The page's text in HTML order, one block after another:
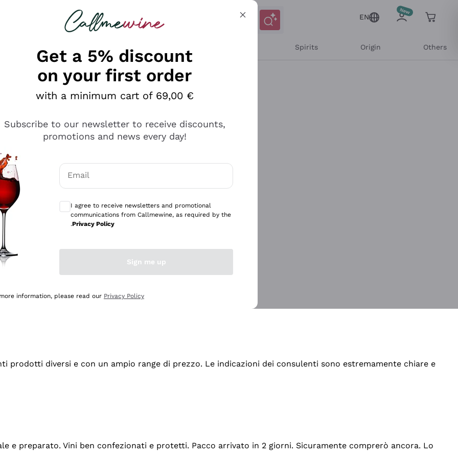
looking for
EN
Spirits Origin Others
professionalità
diversi e con un ampio range di prezzo. Le indicazioni dei consulenti sono estremamente chiare e
e preparato. Vini ben confezionati e protetti. Pacco arrivato in 2 giorni. Sicuramente comprerò ancora. Lo
Get a 5% discount
on your first order
with a minimum cart of 69,00 €
Subscribe to our newsletter to receive discounts,
promotions and news every day!
Email
I agree to receive newsletters and promotional
communications from Callmewine, as required by the
.Privacy Policy
Sign me up
information, please read our Privacy Policy